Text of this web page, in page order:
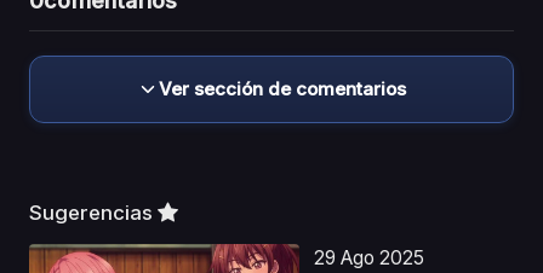
Ver sección de comentarios
Sugerencias
29 Ago 2025